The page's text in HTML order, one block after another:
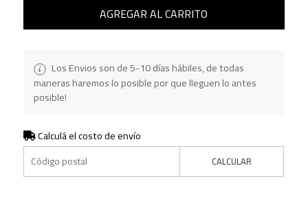
AGREGAR AL CARRITO
Los Envios son de 5-10 días hábiles, de todas
maneras haremos lo posible por que lleguen lo antes
posible!
Calculá el costo de envío
CALCULAR